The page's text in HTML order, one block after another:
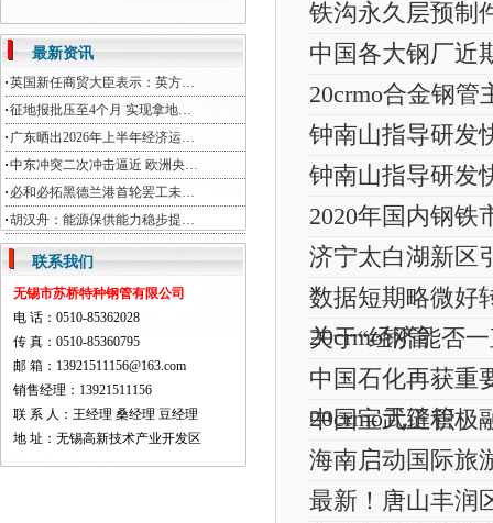
最新资讯
英国新任商贸大臣表示：英方…
征地报批压至4个月 实现拿地…
广东晒出2026年上半年经济运…
中东冲突二次冲击逼近 欧洲央…
必和必拓黑德兰港首轮罢工未…
胡汉舟：能源保供能力稳步提…
联系我们
无锡市苏桥特种钢管有限公司
电 话：0510-85362028
传 真：0510-85360795
邮 箱：13921511156@163.com
销售经理：13921511156
联 系 人：王经理 桑经理 豆经理
地 址：无锡高新技术产业开发区
铁沟永久层预制
中国各大钢厂近
20crmo合金钢管
钟南山指导研发
钟南山指导研发
2020年国内钢铁
济宁太白湖新区
数据短期略微
20crmo钢管
关于“经济能否
中国石化再获重
20crmo无缝管
中国宝武正积极
海南启动国际旅
最新！唐山丰润